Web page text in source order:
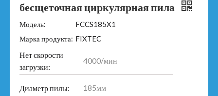
бесщеточная циркулярная пила
Модель:
FCCS185X1
Марка продукта: FIXTEC
Нет скорости
загрузки:
4000/мин
Диаметр пилы: 185мм